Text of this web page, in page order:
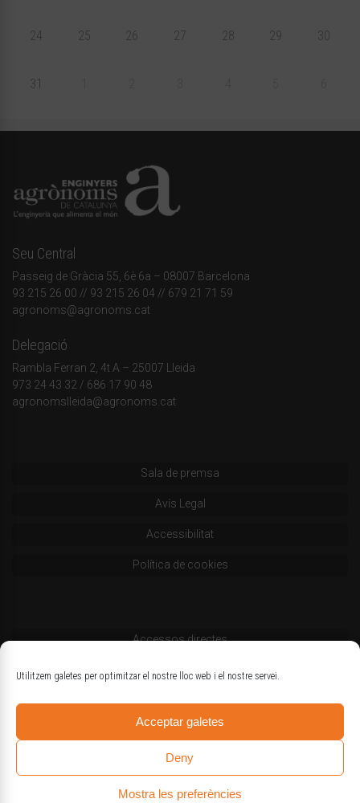
Utilitzem galetes per optimitzar el nostre lloc web i el nostre servei.
Acceptar galetes
Deny
Mostra les preferències
24 25 26 27 28 29 30
31
Seu Central
Passeig de Gràcia 55, 6è 6a – 08007 Barcelona
93 215 26 00 // 93 215 26 04 // 679 21 71 59
agronoms@agronoms.cat
Delegació
Rambla Ferran 2, 4t A – 25007 Lleida
973 24 43 32 / 686 17 90 48
agronomslleida@agronoms.cat
Sala de premsa
Avís Legal
Accessibilitat
Política de cookies
Accessos directes
Codi deontològic
Estatuts
Logotips oficials